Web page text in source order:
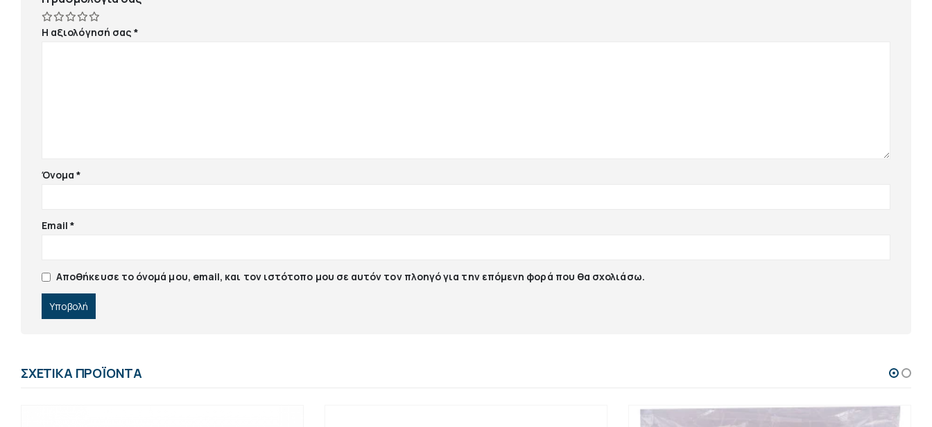
Η αξιολόγησή σας*
Όνομα*
Email*
Αποθήκευσε το όνομά μου, email, και τον ιστότοπο μου σε αυτόν τον πλοηγό για την επόμενη φορά που θα σχολιάσω.
ΣΧΕΤΙΚΆ ΠΡΟΪΌΝΤΑ